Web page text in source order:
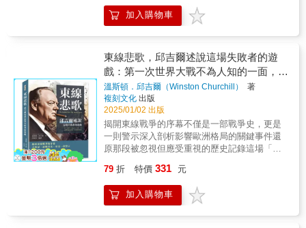
法的弊端，認為不僅未能修復破碎的國際秩
序，反而助長了新一輪的衝突。▎國際聯盟與
理想的幻滅邱吉爾分析了國際聯盟的成立過程
及其局限性。他指出，雖然聯盟是和平的象
徵，但其運作受到各國利益分歧的制約，導致
其在關鍵時刻無法有效行動。這部分揭示了戰
後國際合作的理想與現實的落差，邱吉爾警告
如果不採取實質行動，聯盟的作用將僅限於象
徵意義。【重新審視戰後世界】這本書不僅是
對歷史事件的記錄，也是對當代讀者的警示。
邱吉爾強調歷史的重演往往源於未能吸取教
訓。他透過個人經歷和回憶，試圖向後人傳遞
察，激勵未來的領導人以更長遠的眼光規劃全
球秩序。本書特色：本書為邱吉爾《第一次世
界大戰回憶錄：戰後》精簡版，經過全文重新
人臣；用之經商，可以富埒王侯；用之軍事，
可以百戰百勝。■ 《素書》被譽為中國謀略第
謀著作中占有極其重要的地位。被歷代隱士高
人、謀臣策士奉為千古不傳的謀略秘籍和成就
大事業的寶典。■ 這部奇書只有六章，共一百
三十二句，但每句話內蘊深邃。鑑此，在編輯
出版這部古籍時，特意為每句話取用一個通俗
易懂的小標題，採取逐句翻譯的方式，完全從
大眾閱讀的角度，深度挖掘、剖析每一句話的
真正內涵。
加入購物車
東線悲歌，邱吉爾述說這場失敗者的遊
戲：第一次世界大戰不為人知的一面，以
獨到視角重述三大帝國的毀滅
溫斯頓．邱吉爾（Winston Churchill）
著
複刻文化 出版
2025/01/02 出版
揭開東線戰爭的序幕不僅是一部戰爭史，更是
一則警示深入剖析影響歐洲格局的關鍵事件還
原那段被忽視但應受重視的歷史記錄這場「不
國與奧匈帝國之間的戰爭【三大帝國的崩壞】
在東線，三個歐洲帝國──羅曼諾夫王朝、哈布
斯堡王朝與霍亨索倫王朝，都因這場戰爭走向
79 折 特價 331 元
加入購物車